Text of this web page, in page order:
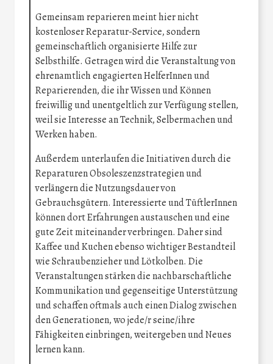
Gemeinsam reparieren meint hier nicht
kostenloser Reparatur-Service, sondern
gemeinschaftlich organisierte Hilfe zur
Selbsthilfe. Getragen wird die Veranstaltung von
ehrenamtlich engagierten HelferInnen und
Reparierenden, die ihr Wissen und Können
freiwillig und unentgeltlich zur Verfügung stellen,
weil sie Interesse an Technik, Selbermachen und
Werken haben.
Außerdem unterlaufen die Initiativen durch die
Reparaturen Obsoleszenzstrategien und
verlängern die Nutzungsdauer von
Gebrauchsgütern. Interessierte und TüftlerInnen
können dort Erfahrungen austauschen und eine
gute Zeit miteinander verbringen. Daher sind
Kaffee und Kuchen ebenso wichtiger Bestandteil
wie Schraubenzieher und Lötkolben. Die
Veranstaltungen stärken die nachbarschaftliche
Kommunikation und gegenseitige Unterstützung
und schaffen oftmals auch einen Dialog zwischen
den Generationen, wo jede/r seine/ihre
Fähigkeiten einbringen, weitergeben und Neues
lernen kann.